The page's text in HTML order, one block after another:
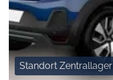
Standort Zentrallager